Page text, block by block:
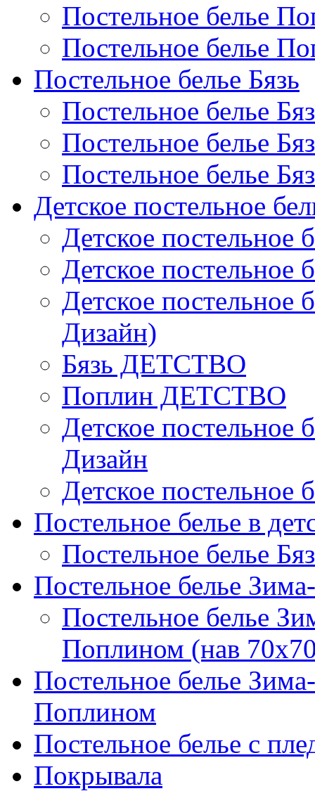
Постельное белье
Постельное белье
Постельное белье Бязь
Постельное белье
Постельное белье
Постельное белье
Детское постельное
Детское постельное
Детское постельное
Детское
Дизайн)
Бязь ДЕТСТВО
Поплин ДЕТСТВО
Детское постельное
Дизайн
Детское постельное
Постельное белье в
Постельное белье
Постельное белье
Постельное белье
Поплином (нав
Постельное белье
Поплином
Постельное белье с
Покрывала